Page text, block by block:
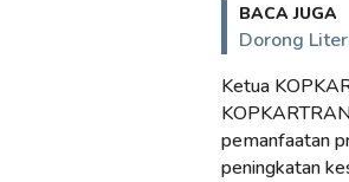
BACA JUGA
Dorong
Ketua
pemanfaatan
peningkatan